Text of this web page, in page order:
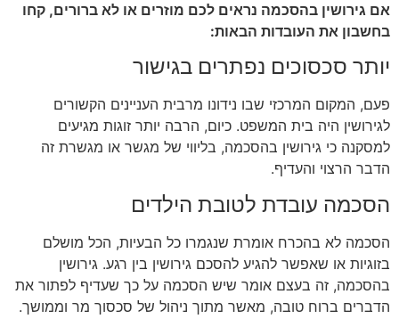
אם גירושין בהסכמה נראים לכם מוזרים או לא ברורים, קחו
בחשבון את העובדות הבאות:
יותר סכסוכים נפתרים בגישור
פעם, המקום המרכזי שבו נידונו מרבית העניינים הקשורים
לגירושין היה בית המשפט. כיום, הרבה יותר זוגות מגיעים
למסקנה כי גירושין בהסכמה, בליווי של מגשר או מגשרת זה
הדבר הרצוי והעדיף.
הסכמה עובדת לטובת הילדים
הסכמה לא בהכרח אומרת שנגמרו כל הבעיות, הכל מושלם
בזוגיות או שאפשר להגיע להסכם גירושין בין רגע. גירושין
בהסכמה, זה בעצם אומר שיש הסכמה על כך שעדיף לפתור את
הדברים ברוח טובה, מאשר מתוך ניהול של סכסוך מר וממושך.